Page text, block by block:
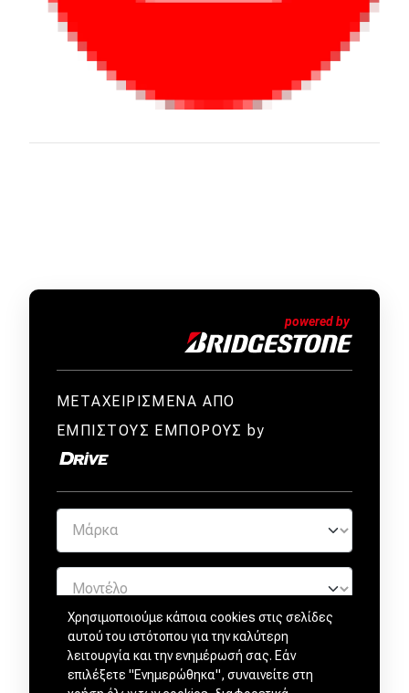
ΜΕΤΑΧΕΙΡΙΣΜΕΝΑ ΑΠΟ
ΕΜΠΙΣΤΟΥΣ ΕΜΠΟΡΟΥΣ by
Χρησιμοποιούμε κάποια cookies στις σελίδες
αυτού του ιστότοπου για την καλύτερη
λειτουργία και την ενημέρωσή σας. Εάν
επιλέξετε "Ενημερώθηκα", συναινείτε στη